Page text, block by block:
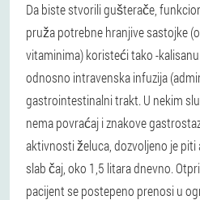
Da biste stvorili gušterače,
pruža potrebne hranjive sastojke
vitaminima) koristeći tako -
odnosno intravenska infuzija
gastrointestinalni trakt. U nekim
nema povraćaj i znakove
aktivnosti želuca, dozvoljeno je
slab čaj, oko 1,5 litara dnevno.
pacijent se postepeno prenosi u